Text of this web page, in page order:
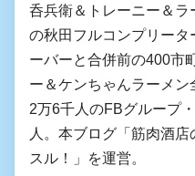
呑兵衛＆トレーニー＆
の秋田フルコンプリー
ーバーと合併前の400市
ー＆ケンちゃんラーメン
2万6千人のFBグループ
人。本ブログ「筋肉酒
スル！」を運営。